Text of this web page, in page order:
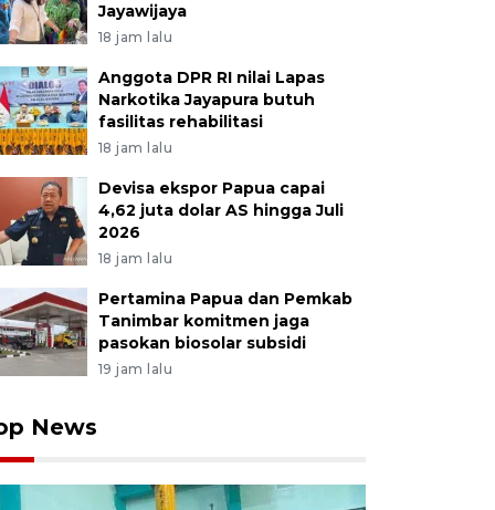
Jayawijaya
18 jam lalu
Anggota DPR RI nilai Lapas
Narkotika Jayapura butuh
fasilitas rehabilitasi
18 jam lalu
Devisa ekspor Papua capai
4,62 juta dolar AS hingga Juli
2026
18 jam lalu
Pertamina Papua dan Pemkab
Tanimbar komitmen jaga
pasokan biosolar subsidi
19 jam lalu
News